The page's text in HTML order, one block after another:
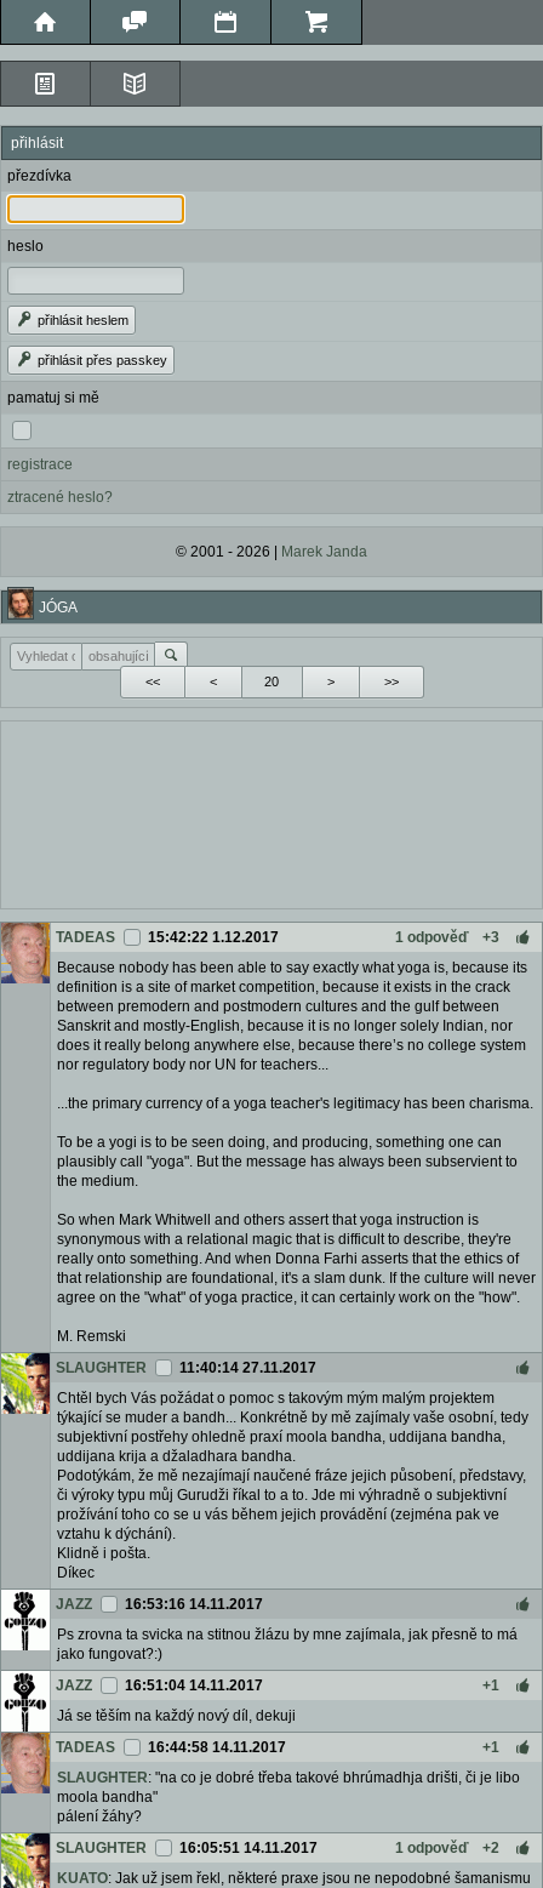
přihlásit
přezdívka
heslo
přihlásit heslem
přihlásit přes passkey
pamatuj si mě
registrace
ztracené heslo?
© 2001 - 2026 | Marek Janda
JÓGA
<< < > >>
TADEAS 15:42:22 1.12.2017 1 odpověď
+3
Because nobody has been able to say exactly what yoga is, because its
definition is a site of market competition, because it exists in the crack
between premodern and postmodern cultures and the gulf between
Sanskrit and mostly-English, because it is no longer solely Indian, nor
does it really belong anywhere else, because there’s no college system
nor regulatory body nor UN for teachers...
...the primary currency of a yoga teacher's legitimacy has been charisma.
To be a yogi is to be seen doing, and producing, something one can
plausibly call "yoga". But the message has always been subservient to
the medium.
So when Mark Whitwell and others assert that yoga instruction is
synonymous with a relational magic that is difficult to describe, they're
really onto something. And when Donna Farhi asserts that the ethics of
that relationship are foundational, it's a slam dunk. If the culture will never
agree on the "what" of yoga practice, it can certainly work on the "how".
M. Remski
SLAUGHTER
11:40:14 27.11.2017
Chtěl bych Vás požádat o pomoc s takovým mým malým projektem
týkající se muder a bandh... Konkrétně by mě zajímaly vaše osobní, tedy
subjektivní postřehy ohledně praxí moola bandha, uddijana bandha,
uddijana krija a džaladhara bandha.
Podotýkám, že mě nezajímají naučené fráze jejich působení, představy,
či výroky typu můj Gurudži říkal to a to. Jde mi výhradně o subjektivní
prožívání toho co se u vás během jejich provádění (zejména pak ve
vztahu k dýchání).
Klidně i pošta.
Díkec
JAZZ
16:53:16 14.11.2017
Ps zrovna ta svicka na stitnou žlázu by mne zajímala, jak přesně to má
jako fungovat?:)
JAZZ
16:51:04 14.11.2017
+1
Já se těším na každý nový díl, dekuji
TADEAS
16:44:58 14.11.2017
+1
SLAUGHTER: "na co je dobré třeba takové bhrúmadhja drišti, či je libo
moola bandha"
pálení žáhy?
SLAUGHTER
16:05:51 14.11.2017 1 odpověď
+2
KUATO: Jak už jsem řekl, některé praxe jsou ne nepodobné šamanismu